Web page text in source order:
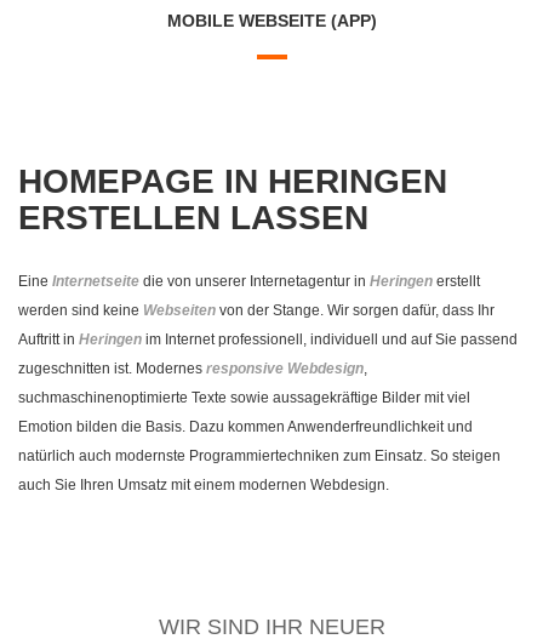
MOBILE WEBSEITE (APP)
HOMEPAGE IN HERINGEN
ERSTELLEN LASSEN
Eine Internetseite die von unserer Internetagentur in Heringen erstellt
werden sind keine Webseiten von der Stange. Wir sorgen dafür, dass Ihr
Auftritt in Heringen im Internet professionell, individuell und auf Sie passend
zugeschnitten ist. Modernes responsive Webdesign,
suchmaschinenoptimierte Texte sowie aussagekräftige Bilder mit viel
Emotion bilden die Basis. Dazu kommen Anwenderfreundlichkeit und
natürlich auch modernste Programmiertechniken zum Einsatz. So steigen
auch Sie Ihren Umsatz mit einem modernen Webdesign.
WIR SIND IHR NEUER